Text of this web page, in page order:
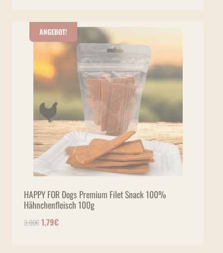
ANGEBOT!
HAPPY FOR Dogs Premium Filet Snack 100%
Hähnchenfleisch 100g
3,00€Ursprünglicher Preis war: 3,00€
1,79€Aktueller Preis ist: 1,79€.